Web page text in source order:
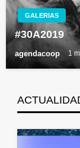
GALERIAS
#30A2019
agendacoop 1